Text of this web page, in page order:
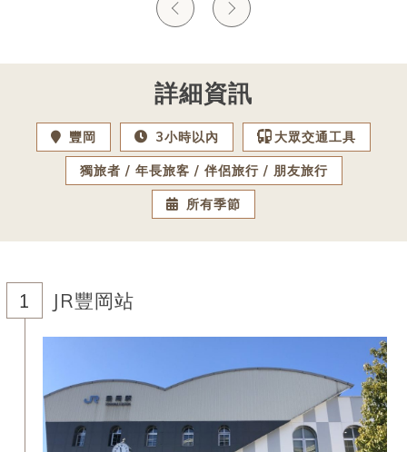
詳細資訊
豐岡 3小時以內 大眾交通工具
獨旅者 年長旅客 伴侶旅行 朋友旅行
所有季節
JR豐岡站